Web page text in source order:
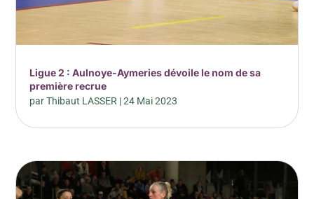
Ligue 2 : Aulnoye-Aymeries dévoile le nom de sa
première recrue
parThibaut LASSER |24 Mai 2023